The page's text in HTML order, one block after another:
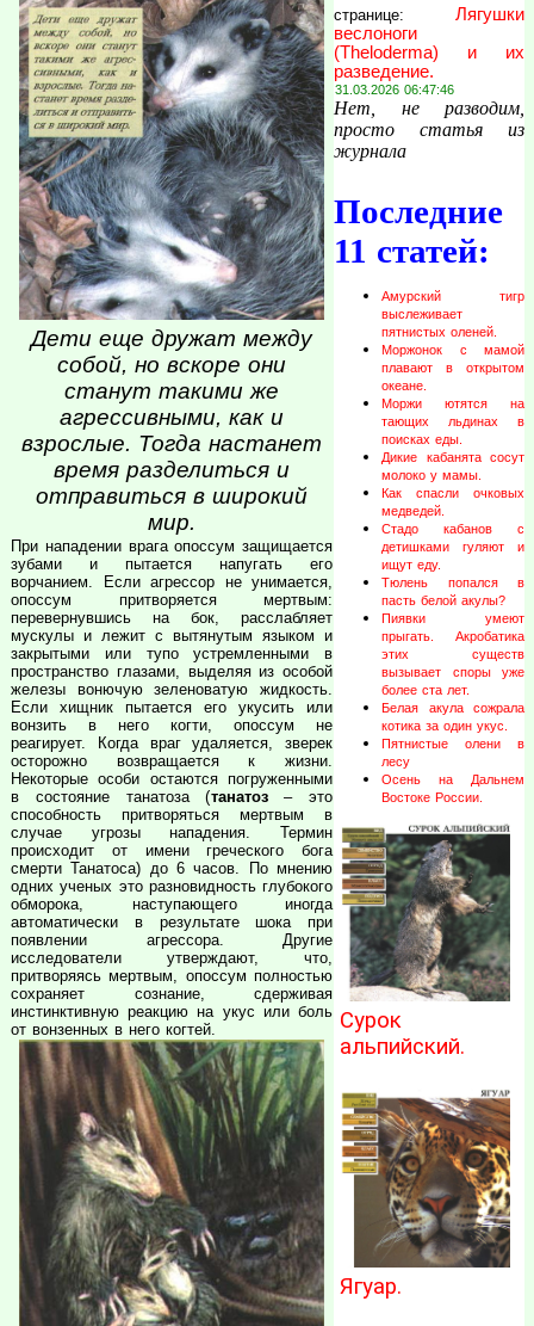
Дети еще дружат между
собой, но вскоре они
станут такими же
агрессивными, как и
взрослые. Тогда настанет
время разделиться и
отправиться в широкий
мир.
При нападении врага опоссум защищается
зубами и пытается напугать его
ворчанием. Если агрессор не унимается,
опоссум притворяется мертвым:
перевернувшись на бок, расслабляет
мускулы и лежит с вытянутым языком и
закрытыми или тупо устремленными в
пространство глазами, выделяя из особой
железы вонючую зеленоватую жидкость.
Если хищник пытается его укусить или
вонзить в него когти, опоссум не
реагирует. Когда враг удаляется, зверек
осторожно возвращается к жизни.
Некоторые особи остаются погруженными
в состояние танатоза (танатоз– это
способность притворяться мертвым в
случае угрозы нападения. Термин
происходит от имени греческого бога
смерти Танатоса) до 6 часов. По мнению
одних ученых это разновидность глубокого
обморока, наступающего иногда
автоматически в результате шока при
появлении агрессора. Другие
исследователи утверждают, что,
притворяясь мертвым, опоссум полностью
сохраняет сознание, сдерживая
инстинктивную реакцию на укус или боль
от вонзенных в него когтей.
странице: Лягушки
веслоноги
(Theloderma) и их
разведение.
31.03.2026 06:47:46
Нет, не разводим,
просто статья из
журнала
Последние
11 статей:
Амурский тигр
выслеживает
пятнистых оленей.
Моржонок с мамой
плавают в открытом
океане.
Моржи ютятся на
тающих льдинах в
поисках еды.
Дикие кабанята сосут
молоко у мамы.
Как спасли очковых
медведей.
Стадо кабанов с
детишками гуляют и
ищут еду.
Тюлень попался в
пасть белой акулы?
Пиявки умеют
прыгать. Акробатика
этих существ
вызывает споры уже
более ста лет.
Белая акула сожрала
котика за один укус.
Пятнистые олени в
лесу
Осень на Дальнем
Востоке России.
Сурок
альпийский.
Ягуар.